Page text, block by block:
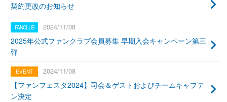
契約更改のお知らせ
2024/11/08
2025年公式ファンクラブ会員募集 早期入会キャンペーン第三
弾
2024/11/08
【ファンフェスタ2024】司会＆ゲストおよびチームキャプテ
ン決定